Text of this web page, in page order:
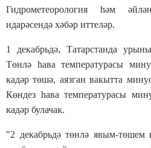
Гидрометеорология һәм
идарәсендә хәбәр иттеләр.
1 декабрьдә, Татарстанда
Төнлә һава температурасы
кадәр төшә, аязган вакытта
Көндез һава температурасы
кадәр булачак.
"2 декабрьдә төнлә явым-төшем